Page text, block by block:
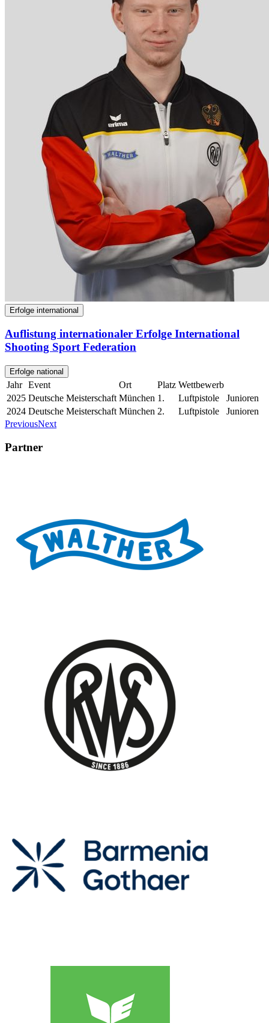
Erfolge international
Auflistung internationaler Erfolge International
Shooting Sport Federation
Erfolge national
Jahr Event Ort Platz Wettbewerb
2025 Deutsche Meisterschaft München 1. Luftpistole
Junioren
2024 Deutsche Meisterschaft München 2. Luftpistole
Junioren
PreviousNext
Partner